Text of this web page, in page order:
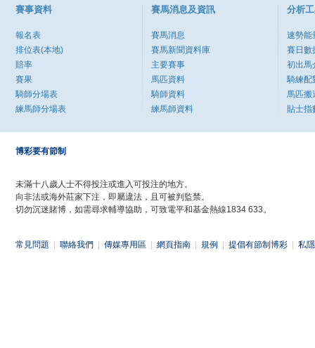
賽事資料
報名表
排位表(本地)
賠率
賽果
騎師分場表
練馬師分場表
賽馬消息及資訊
賽馬消息
賽馬新聞資料庫
主要賽事
馬匹資料
騎師資料
練馬師資料
分析
速勢能
賽日數
初出馬
騎練配
馬匹搬
貼士指
博彩要有節制
未滿十八歲人士不得投注或進入可投注的地方。
向非法或海外莊家下注，即屬違法，且可被判監禁。
切勿沉迷賭博，如需尋求輔導協助，可致電平和基金熱線1834 633。
常見問題 聯絡我們 傳媒專用區 網頁指南 規例 提倡有節制博彩 私